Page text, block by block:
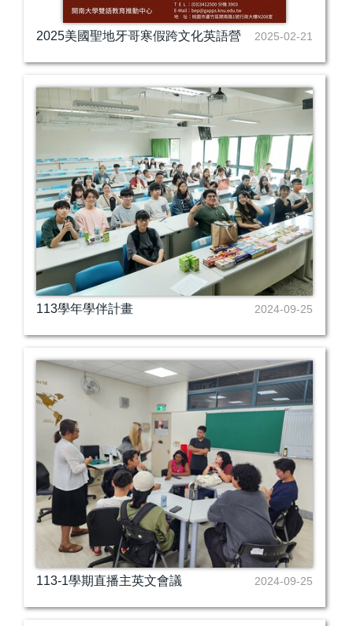
2025美國聖地牙哥寒假跨文化英語營 2025-02-21
113學年學伴計畫 2024-09-25
113-1學期直播主英文會議 2024-09-25